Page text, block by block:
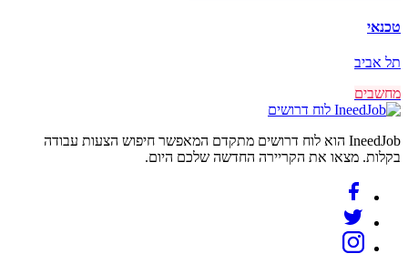
טכנאי
תל אביב
מחשבים
לוח דרושים
IneedJob הוא לוח דרושים מתקדם המאפשר חיפוש הצעות עבודה
בקלות. מצאו את הקריירה החדשה שלכם היום.